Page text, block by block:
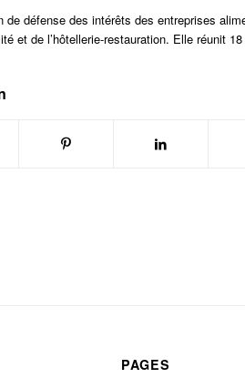
de défense des intérêts des entreprises
et de l’hôtellerie-restauration. Elle réunit
PAGES